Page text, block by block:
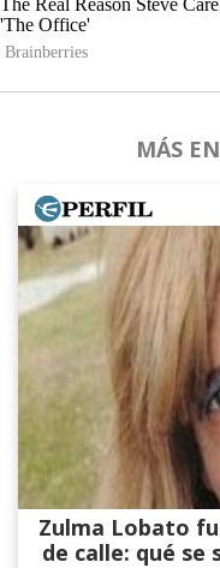
MÁS EN
Zulma Lobato
de calle: qué se